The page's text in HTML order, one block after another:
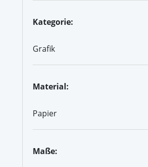
Kategorie:
Grafik
Material:
Papier
Maße: